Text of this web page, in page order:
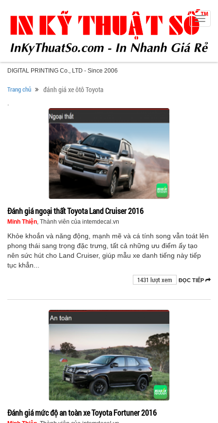
DIGITAL PRINTING Co., LTD - Since 2006
Toggle
Trang chủ đánh giá xe ôtô Toyota
.
Đánh giá ngoại thất Toyota Land Cruiser 2016
Minh Thiện, Thành viên của intemdecal.vn
Khỏe khoắn và năng động, mạnh mẽ và cá tính song vẫn toát lên
phong thái sang trọng đặc trưng, tất cả những ưu điểm ấy tạo
nên sức hút cho Land Cruiser, giúp mẫu xe danh tiếng này tiếp
tục khẳn...
ĐỌC TIẾP
1431 lượt xem
Đánh giá mức độ an toàn xe Toyota Fortuner 2016